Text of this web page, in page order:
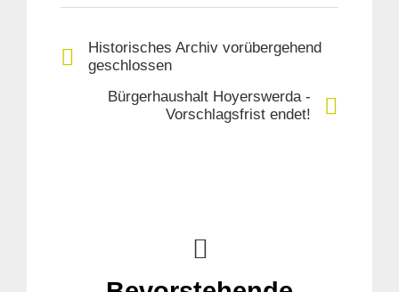
Historisches Archiv vorübergehend
geschlossen
Bürgerhaushalt Hoyerswerda -
Vorschlagsfrist endet!